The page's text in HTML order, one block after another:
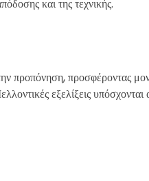
και της τεχνικής.
προσφέροντας
εξελίξεις